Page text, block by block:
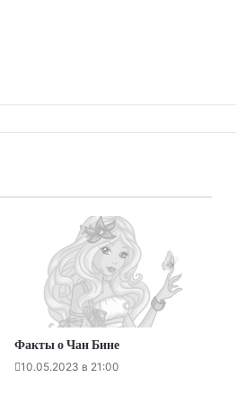
Факты о Чан Бине
10.05.2023 в 21:00